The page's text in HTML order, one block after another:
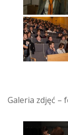
Galeria zdjęć –